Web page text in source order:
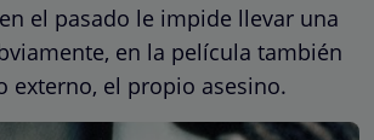
el pasado le impide llevar una
en la película también
externo, el propio asesino.